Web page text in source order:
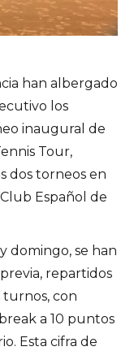
han albergado
los
inaugural de
Tour,
dos torneos en
Español de
domingo, se han
repartidos
turnos, con
a 10 puntos
Esta cifra de